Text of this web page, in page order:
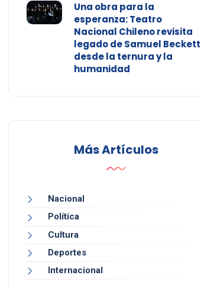
Una obra para la
esperanza: Teatro
Nacional Chileno revisita
legado de Samuel Beckett
desde la ternura y la
humanidad
Más Artículos
Nacional
Política
Cultura
Deportes
Internacional